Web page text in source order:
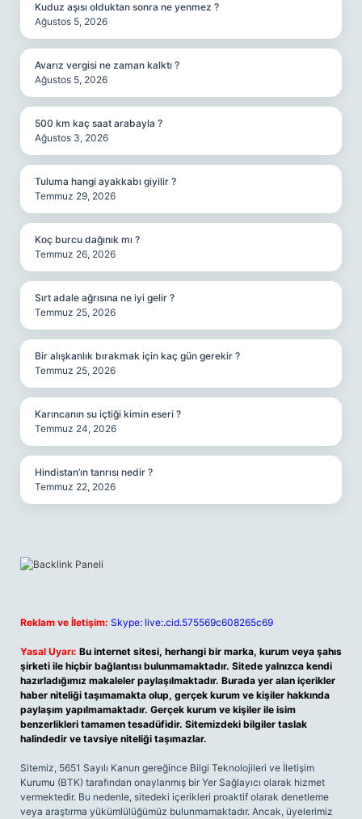
Kuduz aşısı olduktan sonra ne yenmez ?
Ağustos 5, 2026
Avarız vergisi ne zaman kalktı ?
Ağustos 5, 2026
500 km kaç saat arabayla ?
Ağustos 3, 2026
Tuluma hangi ayakkabı giyilir ?
Temmuz 29, 2026
Koç burcu dağınık mı ?
Temmuz 26, 2026
Sırt adale ağrısına ne iyi gelir ?
Temmuz 25, 2026
Bir alışkanlık bırakmak için kaç gün gerekir ?
Temmuz 25, 2026
Karıncanın su içtiği kimin eseri ?
Temmuz 24, 2026
Hindistan’ın tanrısı nedir ?
Temmuz 22, 2026
Reklam ve İletişim: Skype: live:.cid.575569c608265c69
Yasal Uyarı: Bu internet sitesi, herhangi bir marka, kurum veya şahıs
şirketi ile hiçbir bağlantısı bulunmamaktadır. Sitede yalnızca kendi
hazırladığımız makaleler paylaşılmaktadır. Burada yer alan içerikler
haber niteliği taşımamakta olup, gerçek kurum ve kişiler hakkında
paylaşım yapılmamaktadır. Gerçek kurum ve kişiler ile isim
benzerlikleri tamamen tesadüfidir. Sitemizdeki bilgiler taslak
halindedir ve tavsiye niteliği taşımazlar.
Sitemiz, 5651 Sayılı Kanun gereğince Bilgi Teknolojileri ve İletişim
Kurumu (BTK) tarafından onaylanmış bir Yer Sağlayıcı olarak hizmet
vermektedir. Bu nedenle, sitedeki içerikleri proaktif olarak denetleme
veya araştırma yükümlülüğümüz bulunmamaktadır. Ancak, üyelerimiz